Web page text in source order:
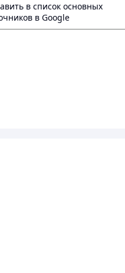
в список основных
в Google